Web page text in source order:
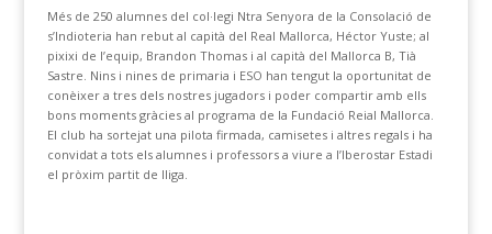
Més de 250 alumnes del col·legi Ntra Senyora de la Consolació de
s’Indioteria han rebut al capità del Real Mallorca, Héctor Yuste; al
pixixi de l’equip, Brandon Thomas i al capità del Mallorca B, Tià
Sastre. Nins i nines de primaria i ESO han tengut la oportunitat de
conèixer a tres dels nostres jugadors i poder compartir amb ells
bons moments gràcies al programa de la Fundació Reial Mallorca.
El club ha sortejat una pilota firmada, camisetes i altres regals i ha
convidat a tots els alumnes i professors a viure a l’Iberostar Estadi
el pròxim partit de lliga.